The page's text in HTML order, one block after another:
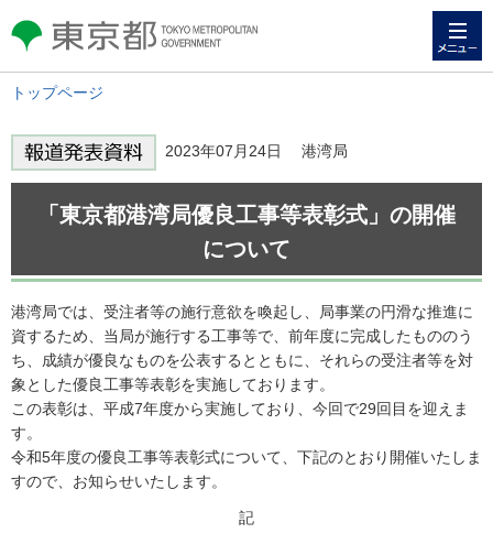
東京都 TOKYO METROPOLITAN
GOVERNMENT
トップページ
2023年07月24日 港湾局
「東京都港湾局優良工事等表彰式」の開催
について
港湾局では、受注者等の施行意欲を喚起し、局事業の円滑な推進に
資するため、当局が施行する工事等で、前年度に完成したもののう
ち、成績が優良なものを公表するとともに、それらの受注者等を対
象とした優良工事等表彰を実施しております。
この表彰は、平成7年度から実施しており、今回で29回目を迎えま
す。
令和5年度の優良工事等表彰式について、下記のとおり開催いたしま
すので、お知らせいたします。
記